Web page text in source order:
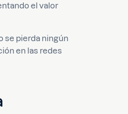
el valor
se pierda ningún
en las redes